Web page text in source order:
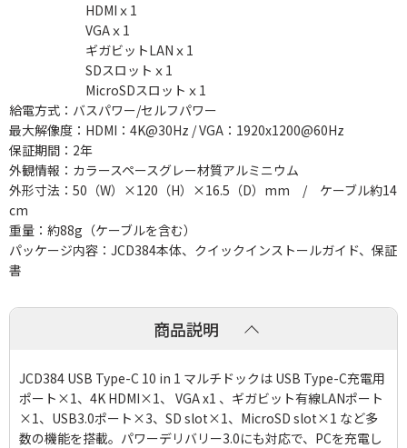
HDMIｘ1
VGAｘ1
ギガビットLANｘ1
SDスロットｘ1
MicroSDスロットｘ1
給電方式：バスパワー/セルフパワー
最大解像度：HDMI：4K@30Hz / VGA：1920x1200@60Hz
保証期間：2年
外観情報：カラースペースグレー材質アルミニウム
外形寸法：50（W）×120（H）×16.5（D）mm / ケーブル約14
cm
重量：約88g（ケーブルを含む）
パッケージ内容：JCD384本体、クイックインストールガイド、保証
書
商品説明
JCD384 USB Type-C 10 in 1 マルチドックは USB Type-C充電用
ポート×1、4K HDMI×1、 VGA x1 、ギガビット有線LANポート
×1、USB3.0ポート×3、SD slot×1、MicroSD slot×1 など多
数の機能を搭載。パワーデリバリー3.0にも対応で、PCを充電し